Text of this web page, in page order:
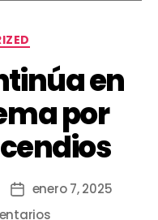
en
por
enero 7, 2025